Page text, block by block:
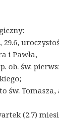
29.6,
i Pawła,
ob. św.
św. Tomasza,
(2.7)